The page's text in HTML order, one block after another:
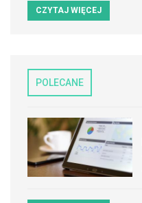
CZYTAJ WIĘCEJ
POLECANE